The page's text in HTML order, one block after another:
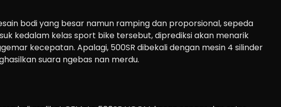
bodi yang besar namun ramping dan proporsional, sepeda
kedalam kelas sport bike tersebut, diprediksi akan menarik
kecepatan. Apalagi, 500SR dibekali dengan mesin 4 silinder
suara ngebas nan merdu.